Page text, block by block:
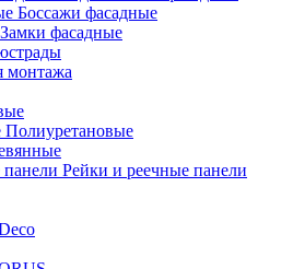
Боссажи фасадные
Замки фасадные
монтажа
Полиуретановые
Рейки и реечные панели